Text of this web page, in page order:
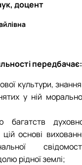
доцент
передбачає:
культури, знання
у ній
основі
рідної землі;